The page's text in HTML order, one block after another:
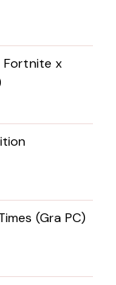
Fortnite x
(Gra PC)